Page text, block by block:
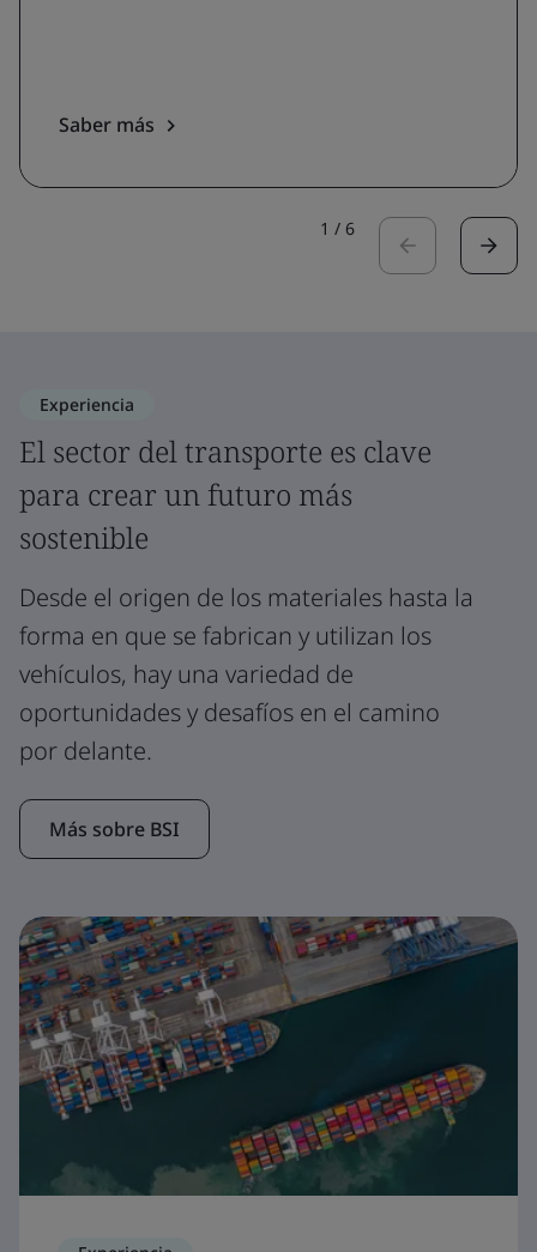
Saber más
1 / 6
Experiencia
El sector del transporte es clave
para crear un futuro más
sostenible
Desde el origen de los materiales hasta la
forma en que se fabrican y utilizan los
vehículos, hay una variedad de
oportunidades y desafíos en el camino
por delante.
Más sobre BSI